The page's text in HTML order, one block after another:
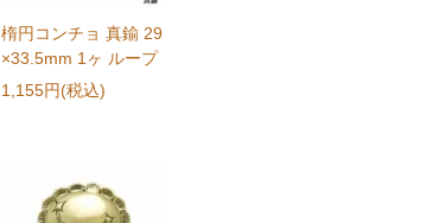
楕円コンチョ 真鍮 29
×33.5mm 1ヶ ループ
1,155円(税込)